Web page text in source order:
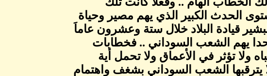
الحدث الكبير الذي يهم مصير وحياة
قيادة البلاد خلال ستة وعشرون عاماَ
يهم الشعب السوداني .. فخطابات
ولا تؤثر في الأعماق ولا تحمل أية
الشعب السوداني بشغف واهتمام